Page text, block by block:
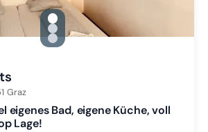
gallery.slide_selector
Zu Slide 1 wechseln
Zu Slide 2 wechseln
Zu Slide 3 wechseln
Graz
Bad, eigene Küche, voll
Lage!